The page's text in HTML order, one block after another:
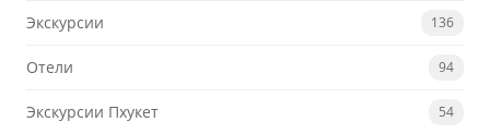
Экскурсии 136
Отели 94
Экскурсии Пхукет 54